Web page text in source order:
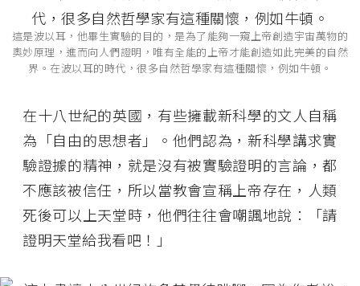
這是波以耳，他畢生實驗的目的，是為了能夠一窺上帝創造宇宙萬物的
奧妙原理，進而向人們證明，唯有全能的上帝才能創造如此完美的自然
界。在波以耳的時代，很多自然哲學家有這種關懷，例如牛頓。
在十八世紀的英國，有些擁載新科學的文人自稱
為「自由的思想者」。他們認為，新科學講求實
驗證據的精神，就是沒有被實驗證明的言論，都
不應該被信任，所以當教會宣稱上帝存在，人類
死後可以上天堂時，他們往往會嘲諷地說：「請
證明天堂給我看吧！」